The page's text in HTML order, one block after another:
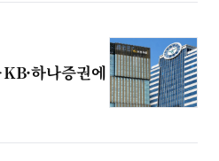
하나증권에